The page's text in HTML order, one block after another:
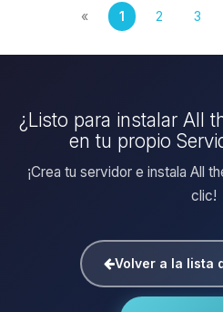
« 1 2 3
¿Listo para instalar All
en tu propio
¡Crea tu servidor e instala All
clic!
Volver a la lista